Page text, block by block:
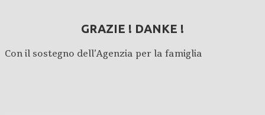
GRAZIE ! DANKE !
Con il sostegno dell’Agenzia per la famiglia